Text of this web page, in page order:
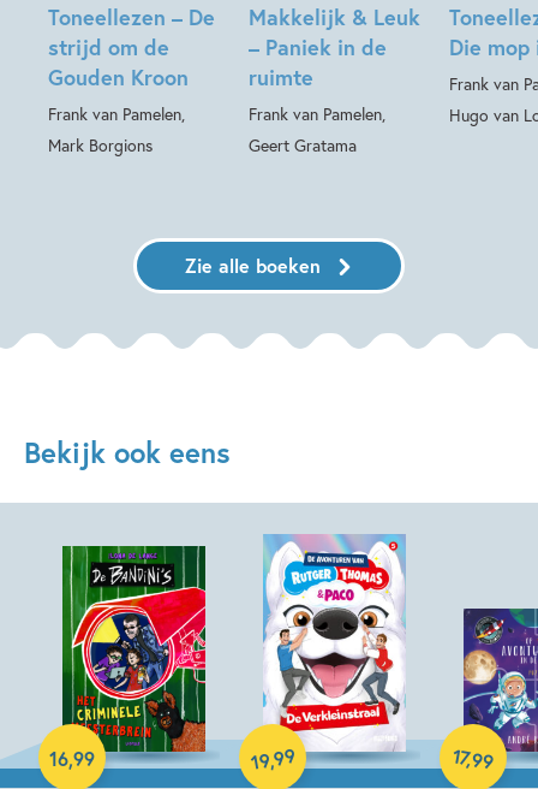
Toneellezen – De
strijd om de
Gouden Kroon
Frank van Pamelen,
Mark Borgions
Makkelijk & Leuk
– Paniek in de
ruimte
Frank van Pamelen,
Geert Gratama
Die
Frank van
Hugo van
Zie alle boeken
Bekijk ook eens
16,99
Hardcover 19,99 17,99
Hardcover